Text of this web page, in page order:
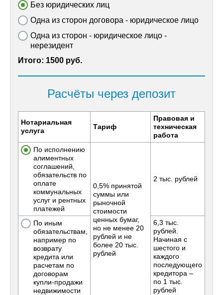
Без юридических лиц
Одна из сторон договора - юридическое лицо
Одна из сторон - юридическое лицо -
нерезидент
Итого: 1500 руб.
Расчёты через депозит
Нотариальная
услуга
Тариф
Правовая и
техническая
работа
По исполнению
алиментных
соглашений,
обязательств по
оплате
коммунальных
услуг и рентных
платежей
0,5% принятой
суммы или
рыночной
стоимости
ценных бумаг,
но не менее 20
рублей и не
более 20 тыс.
рублей
2 тыс. рублей
По иным
обязательствам,
например по
возврату
кредита или
расчетам по
договорам
купли-продажи
недвижимости
6,3 тыс.
рублей.
Начиная с
шестого и
каждого
последующего
кредитора –
по 1 тыс.
рублей